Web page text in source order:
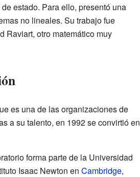
estado. Para ello, presentó una
no lineales. Su trabajo fue
Raviart, otro matemático muy
es una de las organizaciones de
a su talento, en 1992 se convirtió en
forma parte de la Universidad
Isaac Newton en Cambridge,